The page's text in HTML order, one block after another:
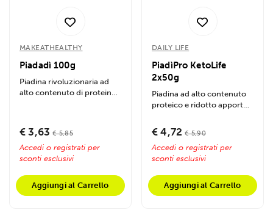
MAKEATHEALTHY
Piadadì 100g
Piadina rivoluzionaria ad
alto contenuto di proteine
€ 3,63 € 5,85
Accedi o registrati per
sconti esclusivi
Aggiungi al Carrello
DAILY LIFE
PiadìPro KetoLife
2x50g
Piadina ad alto contenuto
proteico e ridotto apporto
non...
€ 4,72 € 5,90
Accedi o registrati per
sconti esclusivi
Aggiungi al Carrello